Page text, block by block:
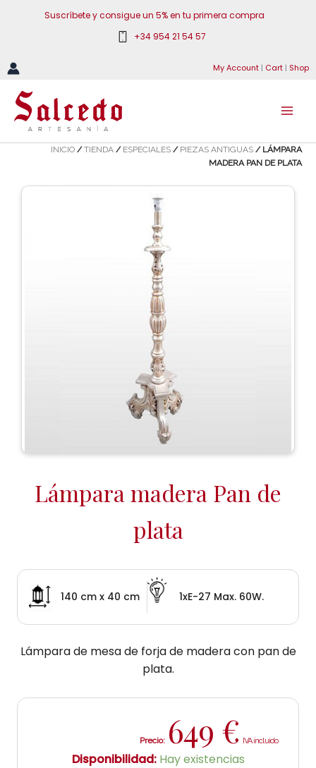
Suscríbete y consigue un 5% en tu primera compra
+34 954 21 54 57
My Account | Cart | Shop
INICIO /TIENDA / ESPECIALES / PIEZAS ANTIGUAS / LÁMPARA
MADERA PAN DE PLATA
Lámpara madera Pan de
plata
140 cm x 40 cm 1xE-27 Max. 60W.
Lámpara de mesa de forja de madera con pan de
plata.
Precio: 649 €
Disponibilidad: Hay existencias